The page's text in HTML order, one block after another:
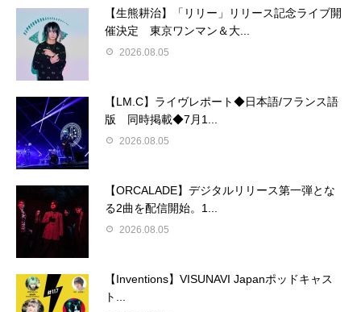
【生熊耕治】「リリー」リリース記念ライブ開
催決定 東京ワンマン＆大...
2026.08.05
【LM.C】ライヴレポート◆日本語/フランス語
版 同時掲載◆7月1...
2026.08.05
【ORCALADE】デジタルリリース第一弾とな
る2曲を配信開始。1...
2026.08.05
【Inventions】VISUNAVI Japanポッドキャス
ト...